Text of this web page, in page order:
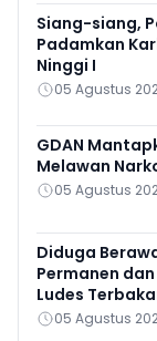
Siang-siang,
Padamkan
Ninggi I
05 Agustus
GDAN
Melawan
05 Agustus
Diduga
Permanen
Ludes
05 Agustus